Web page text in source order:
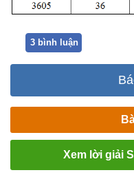
3 bình luận
Xem lời giải